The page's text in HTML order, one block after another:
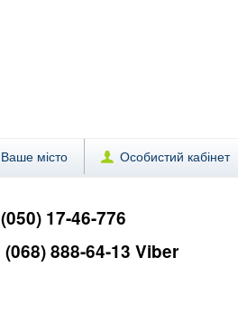
Ваше місто Особистий кабінет
(050) 17-46-776
(068) 888-64-13 Viber